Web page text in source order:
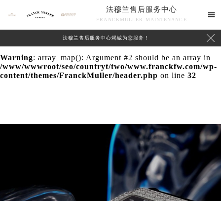
Warning: extract() expects parameter 1 to be array, null
/www/wwwroot/seo/countryt/two/www.franckfw.com/wp-
content/themes/FranckMuller/header.php
Warning: array_map(): Argument #2 should be an array in
/www/wwwroot/seo/countryt/two/www.franckfw.com/wp-
content/themes/FranckMuller/header.php on line 32
法穆兰售后服务中心
FRANCKMULLER MAINTENANCE

法穆兰售后服务中心竭诚为您服务！ 